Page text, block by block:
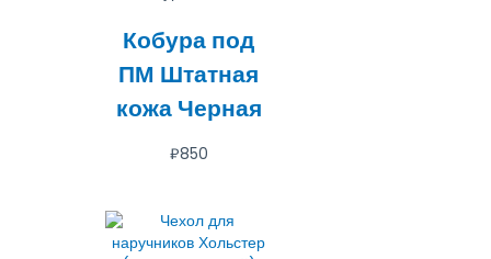
Кобура под
ПМ Штатная
кожа Черная
₽850